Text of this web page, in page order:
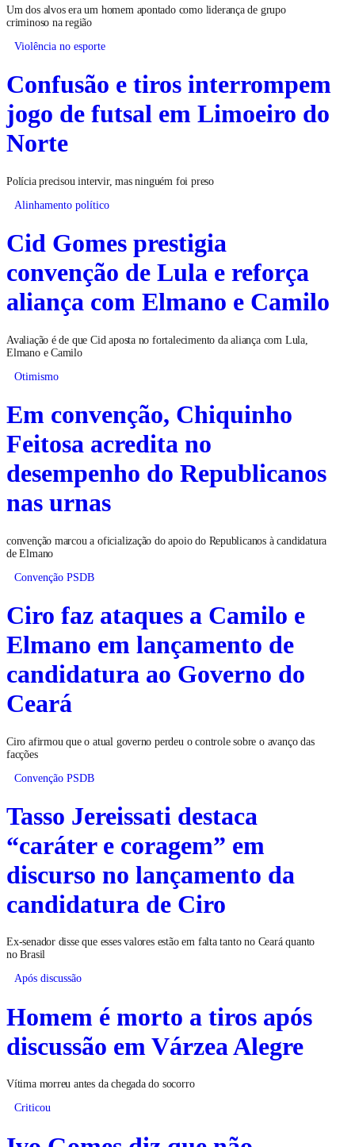
Um dos alvos era um homem apontado como liderança de grupo
criminoso na região
Violência no esporte
Confusão e tiros interrompem
jogo de futsal em Limoeiro do
Norte
Polícia precisou intervir, mas ninguém foi preso
Alinhamento político
Cid Gomes prestigia
convenção de Lula e reforça
aliança com Elmano e Camilo
Avaliação é de que Cid aposta no fortalecimento da aliança com Lula,
Elmano e Camilo
Otimismo
Em convenção, Chiquinho
Feitosa acredita no
desempenho do Republicanos
nas urnas
convenção marcou a oficialização do apoio do Republicanos à candidatura
de Elmano
Convenção PSDB
Ciro faz ataques a Camilo e
Elmano em lançamento de
candidatura ao Governo do
Ceará
Ciro afirmou que o atual governo perdeu o controle sobre o avanço das
facções
Convenção PSDB
Tasso Jereissati destaca
“caráter e coragem” em
discurso no lançamento da
candidatura de Ciro
Ex-senador disse que esses valores estão em falta tanto no Ceará quanto
no Brasil
Após discussão
Homem é morto a tiros após
discussão em Várzea Alegre
Vítima morreu antes da chegada do socorro
Criticou